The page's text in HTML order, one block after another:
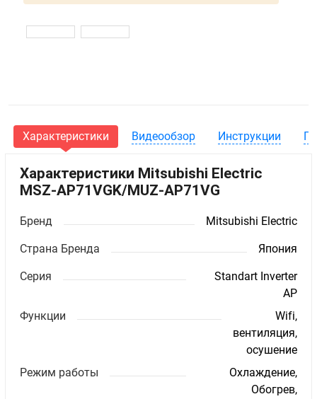
Характеристики Видеообзор Инструкции
Характеристики Mitsubishi Electric
MSZ-AP71VGK/MUZ-AP71VG
Бренд Mitsubishi Electric
Страна Бренда Япония
Серия
Standart Inverter
AP
Функции
Wifi,
вентиляция,
осушение
Режим работы
Охлаждение,
Обогрев,